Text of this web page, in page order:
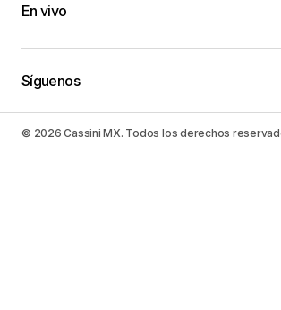
En vivo
Síguenos
© 2026 Cassini MX. Todos los derechos